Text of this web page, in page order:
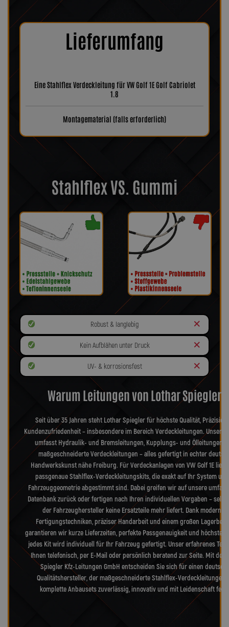
Lieferumfang
Eine Stahlflex Verdeckleitung für VW Golf 1E Golf Cabriolet
1.8
Montagematerial (falls erforderlich)
Stahlflex VS. Gummi
Robust & langlebig
Kein Aufblähen unter Druck
UV- & korrosionsfest
Warum Leitungen von Lothar Spiegler?
Seit über 35 Jahren steht Lothar Spiegler für höchste Qualität, Präzision
Kundenzufriedenheit – insbesondere im Bereich Verdeckleitungen. Unser
umfasst Hydraulik- und Bremsleitungen, Kupplungs- und Ölleitungen
maßgeschneiderte Verdeckleitungen – alles gefertigt in echter
Handwerkskunst nähe Freiburg. Für Verdeckanlagen von VW Golf 1E
passgenaue Stahlflex-Verdeckleitungskits, die exakt auf Ihr System
Fahrzeuggeometrie abgestimmt sind. Dabei greifen wir auf unsere
Datenbank zurück oder fertigen nach Ihren individuellen Vorgaben –
der Fahrzeughersteller keine Ersatzteile mehr liefert. Dank
Fertigungstechniken, präziser Handarbeit und einem großen
garantieren wir kurze Lieferzeiten, perfekte Passgenauigkeit und höchste
jedes Kit wird individuell für Ihr Fahrzeug gefertigt. Unser erfahrenes
Ihnen telefonisch, per E-Mail oder persönlich beratend zur Seite. Mit der
Spiegler Kfz-Leitungen GmbH entscheiden Sie sich für einen
Qualitätshersteller, der maßgeschneiderte Stahlflex-Verdeckleitungen
komplette Anbausets zuverlässig, innovativ und mit Leidenschaft